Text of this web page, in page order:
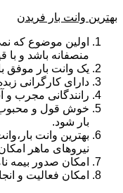
بهترین وانت بار فریدن
اولین موضوع که
منصفانه باشد و با
یک وانت بار موفق
دارای کارگرانی
رانندگانی مجرب
خوش قول و محبوب
بار شود.
بهترین وانت
نیروهای ماهر
امکان صدور بیمه
امکان فعالیت و انجام خدمات